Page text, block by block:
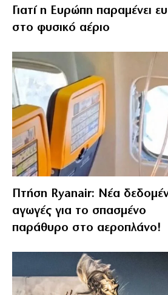
Γιατί η Ευρώπη παραμένει
στο φυσικό αέριο
Πτήση Ryanair: Νέα
αγωγές για το σπασμένο
παράθυρο στο αεροπλάνο!